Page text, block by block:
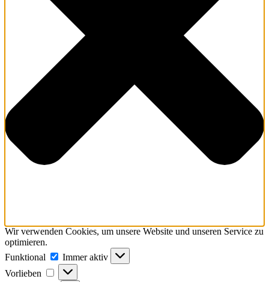
Wir verwenden Cookies, um unsere Website und unseren Service zu
optimieren.
Funktional
Funktional
Immer aktiv
Vorlieben
Vorlieben